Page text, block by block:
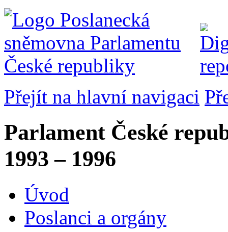
Přejít na hlavní navigaci
Parlament České
1993 – 1996
Úvod
Poslanci a orgány